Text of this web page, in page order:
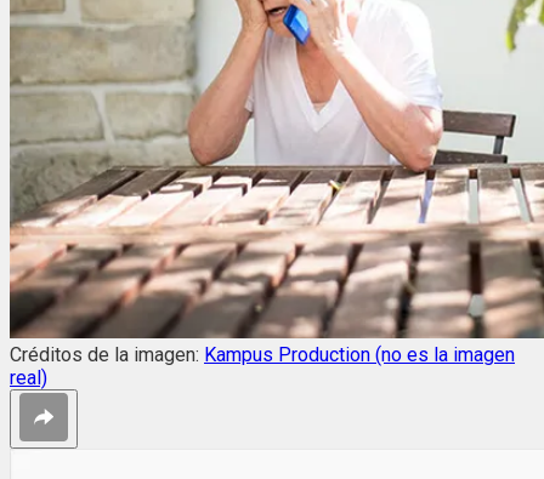
Créditos de la imagen: Kampus Production (no es la imagen
real)